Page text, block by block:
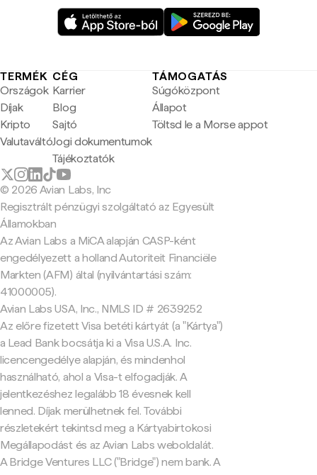
TERMÉK
Országok
Díjak
Kripto
Valutaváltó
CÉG
Karrier
Blog
Sajtó
Jogi dokumentumok
Tájékoztatók
TÁMOGATÁS
Súgóközpont
Állapot
Töltsd le a Morse appot
© 2026 Avian Labs, Inc
Regisztrált pénzügyi szolgáltató az Egyesült
Államokban
Az Avian Labs a MiCA alapján CASP-ként
engedélyezett a holland Autoriteit Financiële
Markten (AFM) által (nyilvántartási szám:
41000005).
Avian Labs USA, Inc., NMLS ID # 2639252
Az előre fizetett Visa betéti kártyát (a "Kártya")
a Lead Bank bocsátja ki a Visa U.S.A. Inc.
licencengedélye alapján, és mindenhol
használható, ahol a Visa-t elfogadják. A
jelentkezéshez legalább 18 évesnek kell
lenned. Díjak merülhetnek fel. További
részletekért tekintsd meg a Kártyabirtokosi
Megállapodást és az Avian Labs weboldalát.
A Bridge Ventures LLC ("Bridge") nem bank. A